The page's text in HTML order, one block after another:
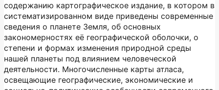
содержанию картографическое издание, в котором в
систематизированном виде приведены современные
сведения о планете Земля, об основных
закономерностях её географической оболочки, о
степени и формах изменения природной среды
нашей планеты под влиянием человеческой
деятельности. Многочисленные карты атласа,
освещающие географические, экономические и